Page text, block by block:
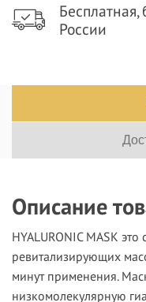
России
Описание
HYALURONIC MASK это
ревитализирующих
минут применения.
низкомолекулярную